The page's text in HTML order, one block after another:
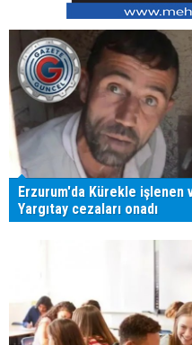
Erzurum'da Kürekle
Yargıtay cezaları onadı